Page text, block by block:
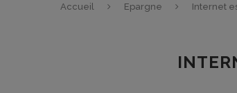
Accueil Epargne Internet